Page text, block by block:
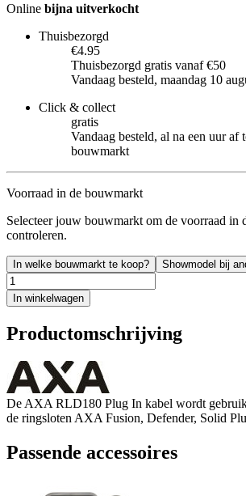
Online bijna uitverkocht
Thuisbezorgd
€4.95
Thuisbezorgd gratis vanaf €50
Vandaag besteld, maandag 10
Click & collect
gratis
Vandaag besteld, al na een uur af
bouwmarkt
Voorraad in de bouwmarkt
Selecteer jouw bouwmarkt om de voorraad in
controleren.
In welke bouwmarkt te koop? Showmodel bij
In winkelwagen
Productomschrijving
De AXA RLD180 Plug In kabel wordt
de ringsloten AXA Fusion, Defender, Solid
Passende accessoires